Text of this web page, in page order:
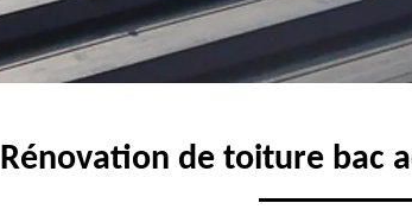
Rénovation de toiture bac